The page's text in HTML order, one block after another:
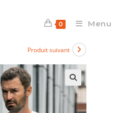
0 Menu
Produit suivant